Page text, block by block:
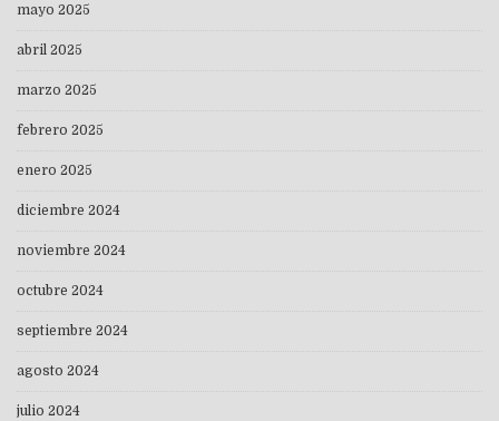
mayo 2025
abril 2025
marzo 2025
febrero 2025
enero 2025
diciembre 2024
noviembre 2024
octubre 2024
septiembre 2024
agosto 2024
julio 2024